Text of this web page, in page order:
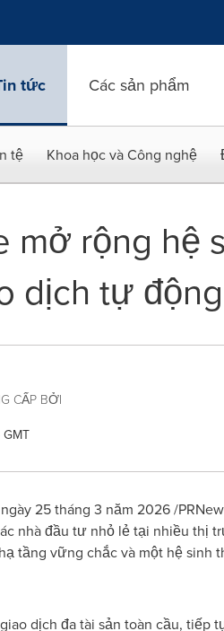
tức Các sản phẩm
tệ Khoa học và Công nghệ
mở rộng hệ
dịch tự
CẤP BỞI
25 tháng 3 năm 2026 /
nhà đầu tư nhỏ lẻ tại nhiều thị
tầng vững chắc và một hệ sinh
dịch đa tài sản toàn cầu, tiếp